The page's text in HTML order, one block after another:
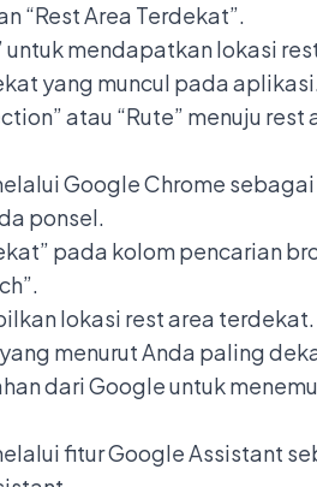
“Rest Area Terdekat”.
untuk mendapatkan lokasi
yang muncul pada
atau “Rute” menuju rest
Google Chrome
ponsel.
pada kolom pencarian
lokasi rest area terdekat.
menurut Anda paling
dari Google untuk
fitur Google Assistant